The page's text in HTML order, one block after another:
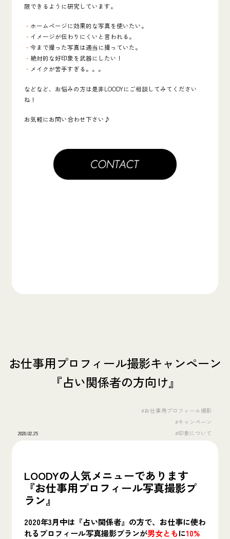
限できるように研究しています。
・ ホームページに効果的な写真を使いたい。
・ イメージが伝わりにくいと言われる。
・ 今まで撮った写真は適当に撮っていた。
・ 絶対的な好印象を武器にしたい！
・ メイクが苦手すぎる。。。
などなど、お悩みの方は是非LOODYにご相談してみてください
ね！
お気軽にお問い合わせ下さい♪
お仕事用プロフィール撮影キャンペーン
『占い関係者の方向け』
2020.02.25
#お仕事用プロフィール撮影
#キャンペーン
#印象について
LOODYの人気メニューであります
『お仕事用プロフィール写真撮影プ
ラン』
2020年3月中は『占い関係者』の方で、お仕事に使わ
れるプロフィール写真撮影プランが男女ともに10%